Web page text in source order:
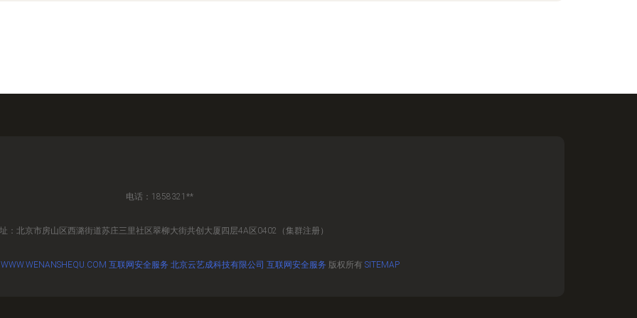
电话：1858321**
：北京市房山区西潞街道苏庄三里社区翠柳大街共创大厦四层4A区0402（集群注册）
WWW.WENANSHEQU.COM 互联网安全服务 北京云艺成科技有限公司 互联网安全服务 版权所有 SITEMAP